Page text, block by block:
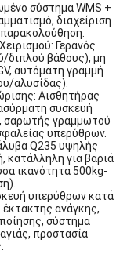
σύστημα WMS +
διαχείριση
Γερανός
διπλού βάθους), μη
αυτόματη γραμμή
αλυσίδας).
Αισθητήρας
συσκευή
σαρωτής γραμμωτού
υπερύθρων.
Q235 υψηλής
κατάλληλη για βαριά
ικανότητα 500kg-
υπερύθρων κατά
ανάγκης,
σύστημα
προστασία